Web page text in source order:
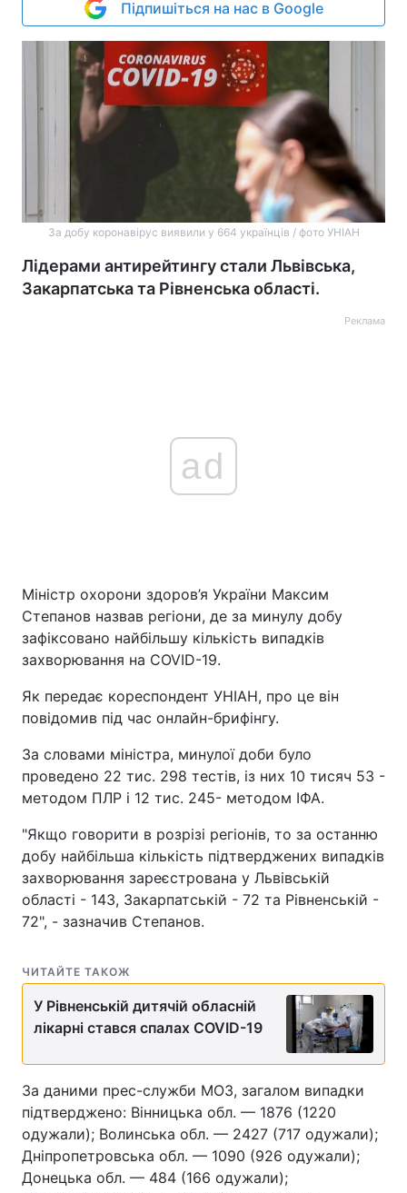
Підпишіться на нас в Google
За добу коронавірус виявили у 664 українців / фото УНІАН
Лідерами антирейтингу стали Львівська,
Закарпатська та Рівненська області.
Реклама
ad
Міністр охорони здоров’я України Максим
Степанов назвав регіони, де за минулу добу
зафіксовано найбільшу кількість випадків
захворювання на COVID-19.
Як передає кореспондент УНІАН, про це він
повідомив під час онлайн-брифінгу.
За словами міністра, минулої доби було
проведено 22 тис. 298 тестів, із них 10 тисяч 53 -
методом ПЛР і 12 тис. 245- методом ІФА.
"Якщо говорити в розрізі регіонів, то за останню
добу найбільша кількість підтверджених випадків
захворювання зареєстрована у Львівській
області - 143, Закарпатській - 72 та Рівненській -
72", - зазначив Степанов.
ЧИТАЙТЕ ТАКОЖ
У Рівненській дитячій обласній
лікарні стався спалах COVID-19
За даними прес-служби МОЗ, загалом випадки
підтверджено: Вінницька обл. — 1876 (1220
одужали); Волинська обл. — 2427 (717 одужали);
Дніпропетровська обл. — 1090 (926 одужали);
Донецька обл. — 484 (166 одужали);